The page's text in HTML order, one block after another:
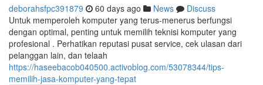
deborahsfpc391879 60 days ago News
Discuss
Untuk memperoleh komputer yang terus-menerus berfungsi
dengan optimal, penting untuk memilih teknisi komputer yang
profesional . Perhatikan reputasi pusat service, cek ulasan dari
pelanggan lain, dan telaah
https://haseebacob040500.activoblog.com/53078344/tips-
memilih-jasa-komputer-yang-tepat